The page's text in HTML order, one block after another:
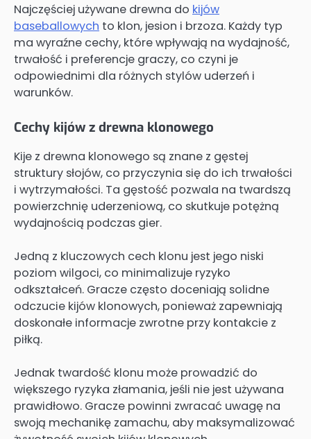
Najczęściej używane drewna do kijów
baseballowych to klon, jesion i brzoza. Każdy typ
ma wyraźne cechy, które wpływają na wydajność,
trwałość i preferencje graczy, co czyni je
odpowiednimi dla różnych stylów uderzeń i
warunków.
Cechy kijów z drewna klonowego
Kije z drewna klonowego są znane z gęstej
struktury słojów, co przyczynia się do ich trwałości
i wytrzymałości. Ta gęstość pozwala na twardszą
powierzchnię uderzeniową, co skutkuje potężną
wydajnością podczas gier.
Jedną z kluczowych cech klonu jest jego niski
poziom wilgoci, co minimalizuje ryzyko
odkształceń. Gracze często doceniają solidne
odczucie kijów klonowych, ponieważ zapewniają
doskonałe informacje zwrotne przy kontakcie z
piłką.
Jednak twardość klonu może prowadzić do
większego ryzyka złamania, jeśli nie jest używana
prawidłowo. Gracze powinni zwracać uwagę na
swoją mechanikę zamachu, aby maksymalizować